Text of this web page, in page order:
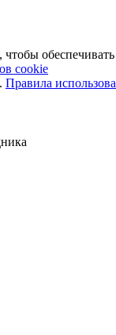
cookie
Правила